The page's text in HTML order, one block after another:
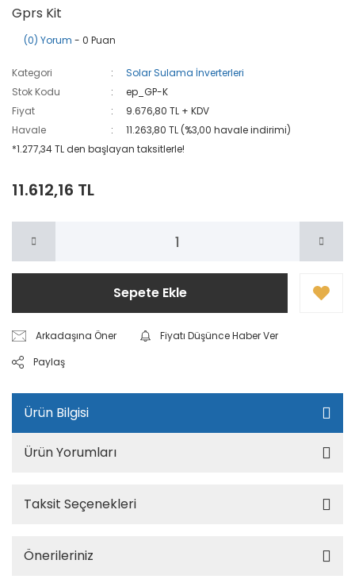
Gprs Kit
(0) Yorum - 0 Puan
Kategori
Solar Sulama İnverterleri
Stok Kodu
ep_GP-K
Fiyat
9.676,80 TL + KDV
Havale
11.263,80 TL (%3,00 havale indirimi)
*1.277,34 TL den başlayan taksitlerle!
11.612,16 TL
Sepete Ekle
Arkadaşına Öner
Fiyatı Düşünce Haber Ver
Paylaş
Ürün Bilgisi
Ürün Yorumları
Taksit Seçenekleri
Önerileriniz